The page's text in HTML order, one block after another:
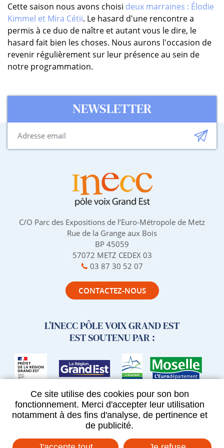
Ce site utilise des cookies pour son bon
fonctionnement. Merci d'accepter leur utilisation
notamment à des fins d'analyse, de pertinence et
de publicité.
Cette saison nous avons choisi deux marraines : Élodie
Kimmel et Mira Cétii. Le hasard d'une rencontre a
permis à ce duo de naître et autant vous le dire, le
hasard fait bien les choses. Nous aurons l'occasion de
revenir régulièrement sur leur présence au sein de
notre programmation.
NEWSLETTER
C/O Parc des Expositions de l’Euro-Métropole de Metz
Rue de la Grange aux Bois
BP 45059
57072 METZ CEDEX 03
03 87 30 52 07
CONTACTEZ-NOUS
L’INECC PÔLE VOIX GRAND EST
EST SOUTENU PAR :
RETROUVEZ-NOUS SUR :